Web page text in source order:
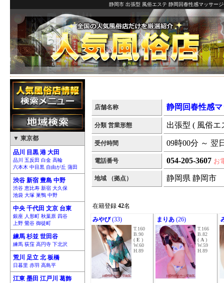
静岡市 出張型 風俗エステ 静岡回春性感マッサー
▼ 東京都
品川 目黒 港 大田
品川 五反田 白金 高輪
六本木 中目黒 自由が丘 蒲田
渋谷 新宿 豊島 中野
渋谷 恵比寿 新宿 大久保
池袋 大塚 巣鴨 中野
中央 千代田 文京 台東
銀座 人形町 秋葉原 四谷
上野 鶯谷 御徒町
練馬 杉並 世田谷
練馬 荻窪 高円寺 下北沢
荒川 足立 北 板橋
日暮里 赤羽 高島平
江東 墨田 江戸川 葛飾
店舗名称 静岡回春性感
分類 営業形態 出張型 ( 風俗エ
受付時間 09時00分 ～ 翌
電話番号 054-205-3607 お
地域 （拠点） 静岡県 静岡市
在籍登録 42名
みやび(33)
T.160
B.90
( E )
W.60
H.89
まりあ (26)
T.166
B.82
( A )
W.59
H.89